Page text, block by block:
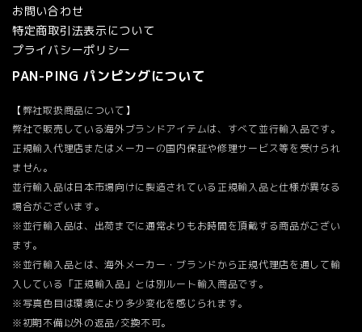
お問い合わせ
特定商取引法表示について
プライバシーポリシー
PAN-PING パンピングについて
【弊社取扱商品について】
弊社で販売している海外ブランドアイテムは、すべて並行輸入品です。
正規輸入代理店またはメーカーの国内保証や修理サービス等を受けられ
ません。
並行輸入品は日本市場向けに製造されている正規輸入品と仕様が異なる
場合がございます。
※並行輸入品は、出荷までに通常よりもお時間を頂戴する商品がござい
ます。
※並行輸入品とは、海外メーカー・ブランドから正規代理店を通して輸
入している「正規輸入品」とは別ルート輸入商品です。
※写真色目は環境により多少変化を感じられます。
※初期不備以外の返品/交換不可。